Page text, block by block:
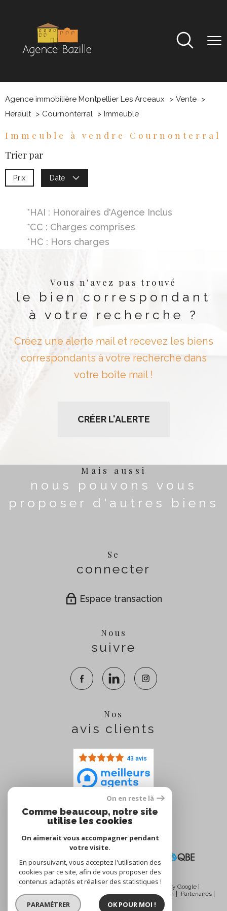
Agence immobilière Montpellier Les Arceaux
Vente
Herault
Cournonterral Immeuble
Immeuble à vendre Cournonterral
Trier par
Prix Date
*HAI : Honoraires d'Agence Inclus
*CC : Charges comprises
*HC : Hors charges
Vous n'avez pas trouvé
le bien correspondant
à votre recherche ?
Créez une alerte mail et recevez les biens
correspondants à votre recherche dans
votre boîte mail !
CRÉER L'ALERTE
Mais aussi
nous pouvons vous
proposer d'autres biens
Se
connecter
Espace transaction
Nous
suivre
Nos
avis clients
43 avis
Nous
adhérons
© 2026 | Tous droits réservés | Traduction powered by Google |
Nos honoraires
Plan du site Mentions légales Admin
Partenaires
Politique RGPD
Cookies
On en reste là
Comme beaucoup, notre site
utilise les cookies
On aimerait vous accompagner pendant
votre visite.
En poursuivant, vous acceptez l'utilisation des
cookies par ce site, afin de vous proposer des
contenus adaptés et réaliser des statistiques !
PARAMÉTRER OK POUR MOI !